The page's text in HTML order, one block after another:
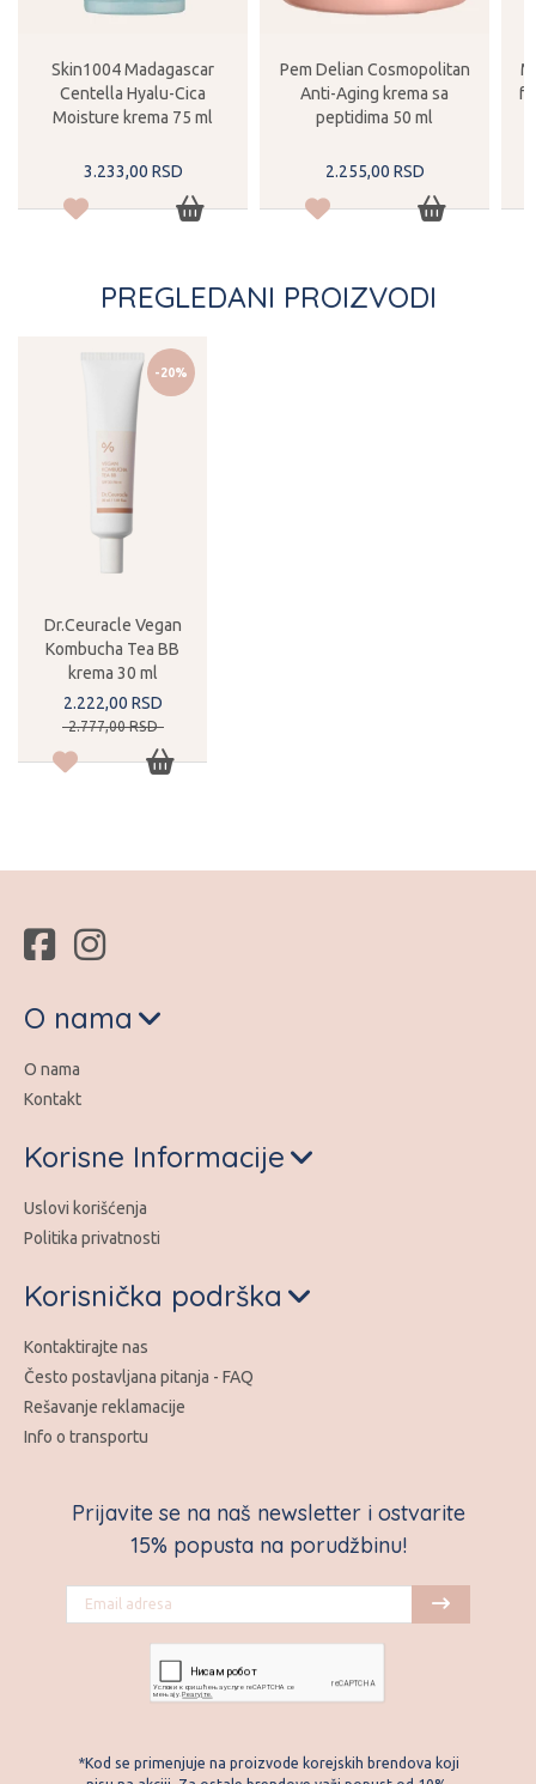
Skin1004 Madagascar
Centella Hyalu-Cica
Moisture krema 75 ml
3.233,00 RSD
Pem Delian Cosmopolitan
Anti-Aging krema sa
peptidima 50 ml
2.255,00 RSD
PREGLEDANI PROIZVODI
-20%
Dr.Ceuracle Vegan
Kombucha Tea BB
krema 30 ml
2.222,00 RSD
2.777,00 RSD
Prijavite se na naš newsletter i ostvarite
15% popusta na porudžbinu!
*Kod se primenjuje na proizvode korejskih brendova koji
O nama
O nama
Kontakt
Korisne Informacije
Uslovi korišćenja
Politika privatnosti
Korisnička podrška
Kontaktirajte nas
Često postavljana pitanja - FAQ
Rešavanje reklamacije
Info o transportu